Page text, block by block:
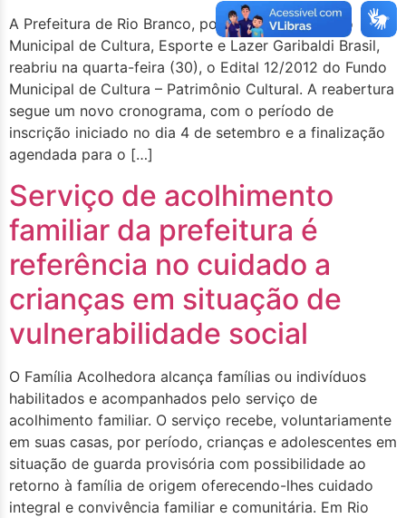
A Prefeitura de Rio Branco, por meio da Fundação
Municipal de Cultura, Esporte e Lazer Garibaldi Brasil,
reabriu na quarta-feira (30), o Edital 12/2012 do Fundo
Municipal de Cultura – Patrimônio Cultural. A reabertura
segue um novo cronograma, com o período de
inscrição iniciado no dia 4 de setembro e a finalização
agendada para o […]
Serviço de acolhimento
familiar da prefeitura é
referência no cuidado a
crianças em situação de
vulnerabilidade social
O Família Acolhedora alcança famílias ou indivíduos
habilitados e acompanhados pelo serviço de
acolhimento familiar. O serviço recebe, voluntariamente
em suas casas, por período, crianças e adolescentes em
situação de guarda provisória com possibilidade ao
retorno à família de origem oferecendo-lhes cuidado
integral e convivência familiar e comunitária. Em Rio